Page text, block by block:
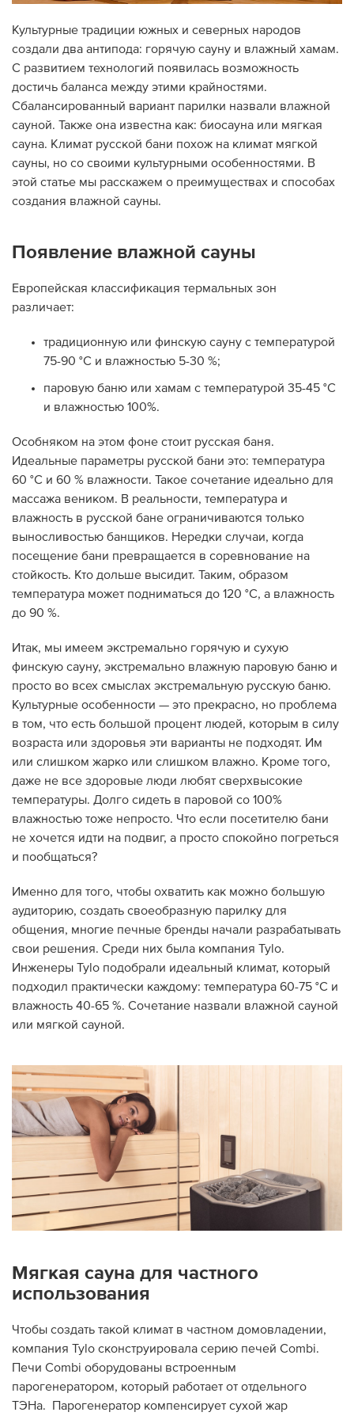
Культурные традиции южных и северных народов
создали два антипода: горячую сауну и влажный хамам.
С развитием технологий появилась возможность
достичь баланса между этими крайностями.
Сбалансированный вариант парилки назвали влажной
сауной. Также она известна как: биосауна или мягкая
сауна. Климат русской бани похож на климат мягкой
сауны, но со своими культурными особенностями. В
этой статье мы расскажем о преимуществах и способах
создания влажной сауны.
Появление влажной сауны
Европейская классификация термальных зон
различает:
традиционную или финскую сауну с температурой
75-90 °C и влажностью 5-30 %;
паровую баню или хамам с температурой 35-45 °C
и влажностью 100%.
Особняком на этом фоне стоит русская баня.
Идеальные параметры русской бани это: температура
60 °C и 60 % влажности. Такое сочетание идеально для
массажа веником. В реальности, температура и
влажность в русской бане ограничиваются только
выносливостью банщиков. Нередки случаи, когда
посещение бани превращается в соревнование на
стойкость. Кто дольше высидит. Таким, образом
температура может подниматься до 120 °C, а влажность
до 90 %.
Итак, мы имеем экстремально горячую и сухую
финскую сауну, экстремально влажную паровую баню и
просто во всех смыслах экстремальную русскую баню.
Культурные особенности — это прекрасно, но проблема
в том, что есть большой процент людей, которым в силу
возраста или здоровья эти варианты не подходят. Им
или слишком жарко или слишком влажно. Кроме того,
даже не все здоровые люди любят сверхвысокие
температуры. Долго сидеть в паровой со 100%
влажностью тоже непросто. Что если посетителю бани
не хочется идти на подвиг, а просто спокойно погреться
и пообщаться?
Именно для того, чтобы охватить как можно большую
аудиторию, создать своеобразную парилку для
общения, многие печные бренды начали разрабатывать
свои решения. Среди них была компания Tylo.
Инженеры Tylo подобрали идеальный климат, который
подходил практически каждому: температура 60-75 °C и
влажность 40-65 %. Сочетание назвали влажной сауной
или мягкой сауной.
Мягкая сауна для частного
использования
Чтобы создать такой климат в частном домовладении,
компания Tylo сконструировала серию печей Combi.
Печи Combi оборудованы встроенным
парогенератором, который работает от отдельного
ТЭНа. Парогенератор компенсирует сухой жар
Дилеры
Контакты
B2B